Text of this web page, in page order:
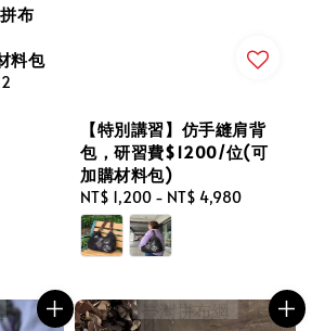
布
料包
【特別講習】仿手縫肩背
包，研習費$1200/位(可
加購材料包)
Regular
price
NT$ 1,200 - NT$ 4,980